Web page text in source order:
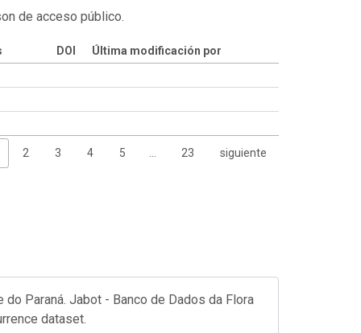
de acceso público.
DOI Última modificación por
2 3 4 5 … 23 siguiente
Paraná. Jabot - Banco de Dados da Flora
dataset.